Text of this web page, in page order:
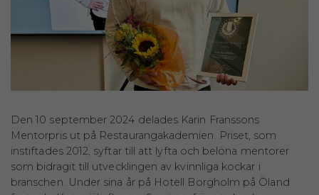
Den 10 september 2024 delades Karin Franssons
Mentorpris ut på Restaurangakademien. Priset, som
instiftades 2012, syftar till att lyfta och belöna mentorer
som bidragit till utvecklingen av kvinnliga kockar i
branschen. Under sina år på Hotell Borgholm på Öland